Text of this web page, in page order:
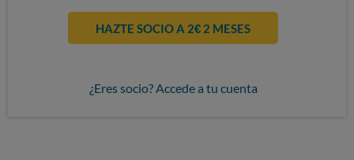
HAZTE SOCIO A 2€ 2 MESES
¿Eres socio? Accede a tu cuenta